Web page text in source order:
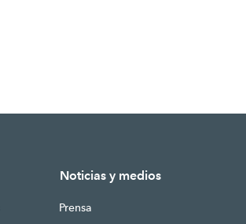
Noticias y medios
Prensa